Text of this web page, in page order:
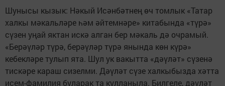
Шунысы кызык: Нәкый Исәнбәтнең өч томлык «Татар
халкы мәкальләре һәм әйтемнәре» китабында «түрә»
сүзен уңай яктан искә алган бер мәкаль дә очрамый.
«Берәүләр түрә, берәүләр түрә янында көн күрә»
кебекләре тулып ята. Шул ук вакытта «дәүләт» сүзенә
тискәре караш сизелми. Дәүләт сүзе халкыбызда хәтта
исем-фамилия буларак та кулланыла. Билгеле, дәүләт